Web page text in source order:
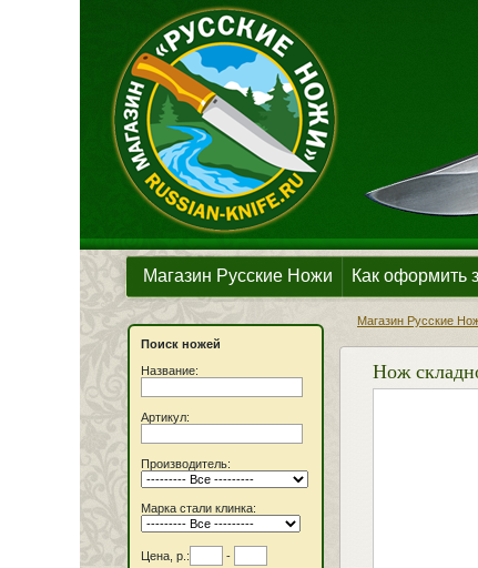
Магазин Русские Ножи Как оформить
Поиск ножей
Название:
Артикул:
Производитель:
Марка стали клинка:
Цена, р.: -
Магазин Русские
Нож